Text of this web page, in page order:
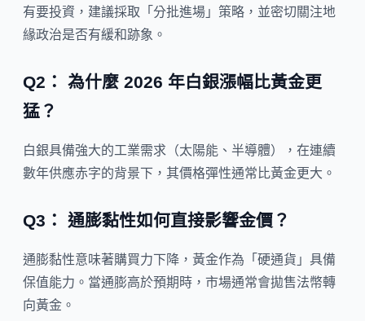
有要投資，建議採取「分批進場」策略，並密切關注地
緣政治是否有緩和跡象。
Q2： 為什麼 2026 年白銀漲幅比黃金更
猛？
白銀具備強大的工業需求（太陽能、半導體），在連續
數年供應赤字的背景下，其價格彈性通常比黃金更大。
Q3： 通膨黏性如何直接影響金價？
通膨黏性意味著購買力下降，黃金作為「硬通貨」具備
保值能力。當通膨高於預期時，市場通常會拋售法幣轉
向黃金。